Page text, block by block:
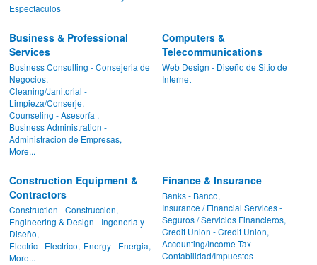
Espectaculos
Business & Professional
Services
Business Consulting - Consejeria de
Negocios,
Cleaning/Janitorial -
Limpieza/Conserje,
Counseling - Asesoría ,
Business Administration -
Administracion de Empresas,
More...
Computers &
Telecommunications
Web Design - Diseño de Sitio de
Internet
Construction Equipment &
Contractors
Construction - Construccion,
Engineering & Design - Ingeneria y
Diseño,
Electric - Electrico, Energy - Energia,
More...
Finance & Insurance
Banks - Banco,
Insurance / Financial Services -
Seguros / Servicios Financieros,
Credit Union - Credit Union,
Accounting/Income Tax-
Contabilidad/Impuestos